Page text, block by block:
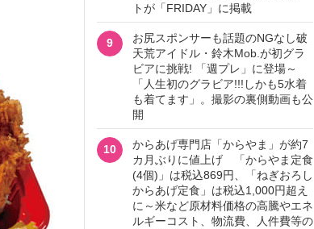
トが「FRIDAY」に掲載
9
お尻スポンサーも話題のNGなし破
天荒アイドル・鈴木Mob.が初グラ
ビアに挑戦! 「週プレ」に登場～
「人生初のグラビア!!!しかも5水着
も着てます」。撮影の裏側動画も公
開
10
からあげ専門店「からやま」が約7
カ月ぶりに値上げ 「からやま定食
(4個)」は税込869円、「ねぎおろし
からあげ定食」は税込1,000円超え
に～米など原材料価格の高騰やエネ
ルギーコスト、物流費、人件費等の